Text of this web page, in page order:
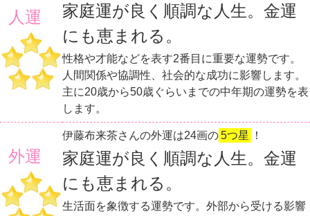
人運
家庭運が良く順調な人生。金運
にも恵まれる。
性格や才能などを表す2番目に重要な運勢です。
人間関係や協調性、社会的な成功に影響します。
主に20歳から50歳ぐらいまでの中年期の運勢を表
します。
外運
伊藤布来茶さんの外運は24画の5つ星 ！
家庭運が良く順調な人生。金運
にも恵まれる。
生活面を象徴する運勢です。外部から受ける影響